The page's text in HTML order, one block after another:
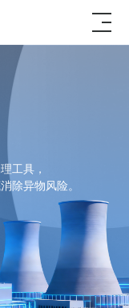
工具，
除异物风险。